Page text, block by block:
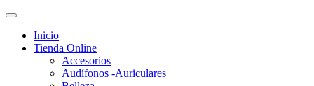
Inicio
Tienda Online
Accesorios
Audífonos -Auriculares